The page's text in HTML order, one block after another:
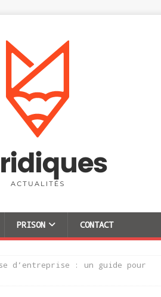
PRISON CONTACT
d’entreprise : un guide pour